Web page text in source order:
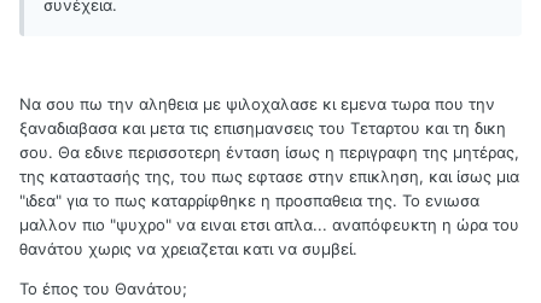
συνέχεια.
Να σου πω την αληθεια με ψιλοχαλασε κι εμενα τωρα που την
ξαναδιαβασα και μετα τις επισημανσεις του Τεταρτου και τη δικη
σου. Θα εδινε περισσοτερη ένταση ίσως η περιγραφη της μητέρας,
της καταστασής της, του πως εφτασε στην επικληση, και ίσως μια
"ιδεα" για το πως καταρρίφθηκε η προσπαθεια της. Το ενιωσα
μαλλον πιο "ψυχρο" να ειναι ετσι απλα... αναπόφευκτη η ώρα του
θανάτου χωρις να χρειαζεται κατι να συμβεί.
Το έπος του Θανάτου;